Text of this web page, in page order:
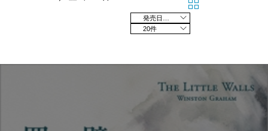
20件